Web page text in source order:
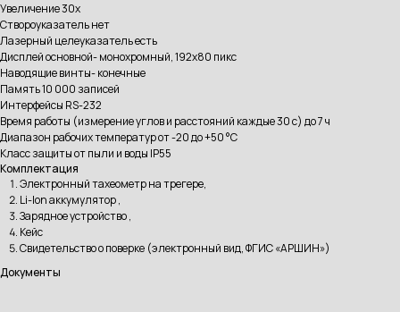
Увеличение 30x
Створоуказатель нет
Лазерный целеуказатель есть
Дисплей основной- монохромный, 192x80 пикс
Наводящие винты- конечные
Память 10 000 записей
Интерфейсы RS-232
Время работы (измерение углов и расстояний каждые 30 с) до 7 ч
Диапазон рабочих температур от -20 до +50 °C
Класс защиты от пыли и воды IP55
Комплектация
Электронный тахеометр на трегере,
Li-Ion аккумулятор ,
Зарядное устройство ,
Кейс
Свидетельство о поверке (электронный вид, ФГИС «АРШИН»)
Документы